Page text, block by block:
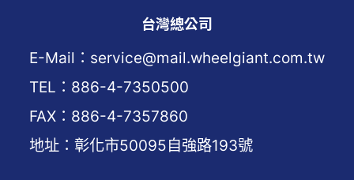
台灣總公司
E-Mail：service@mail.wheelgiant.com.tw
TEL：886-4-7350500
FAX：886-4-7357860
地址：彰化市50095自強路193號